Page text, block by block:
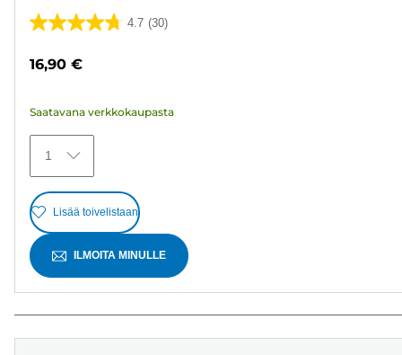
4.7 (30)
4.7/5
30
16,90 €
Saatavana verkkokaupasta
1
Lisää toivelistaan
ILMOITA MINULLE